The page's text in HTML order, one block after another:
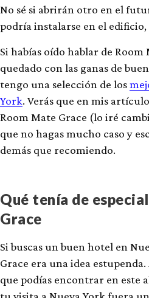
No sé si abrirán otro en el
podría instalarse en el edificio,
Si habías oído hablar de Room
quedado con las ganas de
tengo una selección de los
York. Verás que en mis
Room Mate Grace (lo iré
que no hagas mucho caso y
demás que recomiendo.
Qué tenía de
Grace
Si buscas un buen hotel en
Grace era una idea
que podías encontrar en este